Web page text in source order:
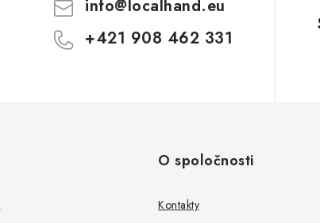
info@localhand.eu
+421 908 462 331
O spoločnosti
Kontakty